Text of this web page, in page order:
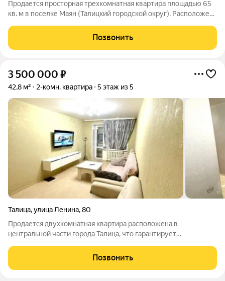
Продается просторная трехкомнатная квартира площадью 65
кв. м в поселке Маян (Талицкий городской округ). Расположена
изолированные, уютная кухня, просторный коридор,
раздельный санузел и застекленный
Позвонить
3 500 000 ₽
42,8 м² 2-комн. квартира 5 этаж из 5
Талица,улица Ленина,80
Продается двухкомнатная квартира расположена в
центральной части города Талица, что гарантирует
инфраструктуру. Планировка квартиры включает две
изолированные комнаты, кухня функционального размера,
Позвонить